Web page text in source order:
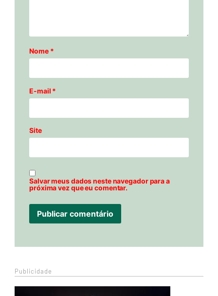
Nome *
E-mail *
Site
Salvar meus dados neste navegador para a
próxima vez que eu comentar.
Publicidade